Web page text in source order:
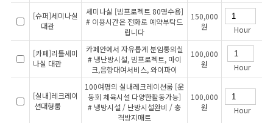
[슈퍼]세미나실
대관
세미나실 [빔프로젝트 80명수용]
# 이용시간은 전화로 예약부탁드
립니다
150,000
원
Hour
[카페]리틀세미
나실 대관
카페안에서 자유롭게 분임통의실
# 냉난방시설, 빔프로젝트, 마이
크,음향대여서비스, 와이파이
100,000
원
Hour
[실내]레크레이
션대형룸
100여평의 실내레크레이션룸 [운
동회 체육시설 다양한활동가능]
# 냉방시설 / 난방시설완비 / 충
격방지매트
100,000
원
Hour